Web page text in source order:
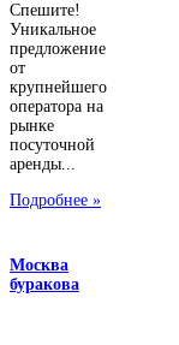
Спешите!
Уникальное
предложение
от
крупнейшего
оператора на
рынке
посуточной
аренды...
Подробнее »
Москва
буракова